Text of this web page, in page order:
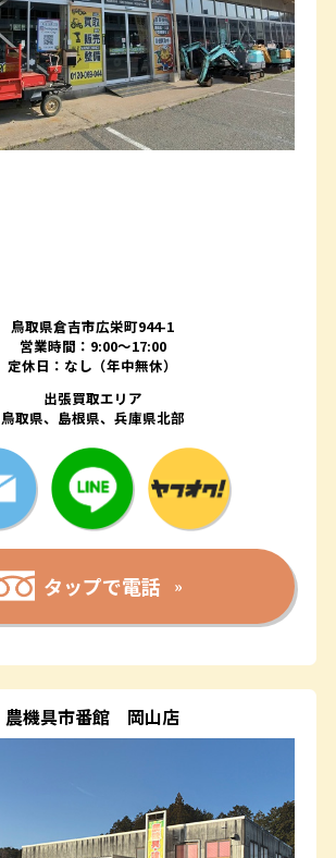
鳥取県倉吉市広栄町944-1
営業時間：9:00～17:00
定休日：なし（年中無休）
出張買取エリア
鳥取県、島根県、兵庫県北部
タップで電話
農機具市番館 岡山店